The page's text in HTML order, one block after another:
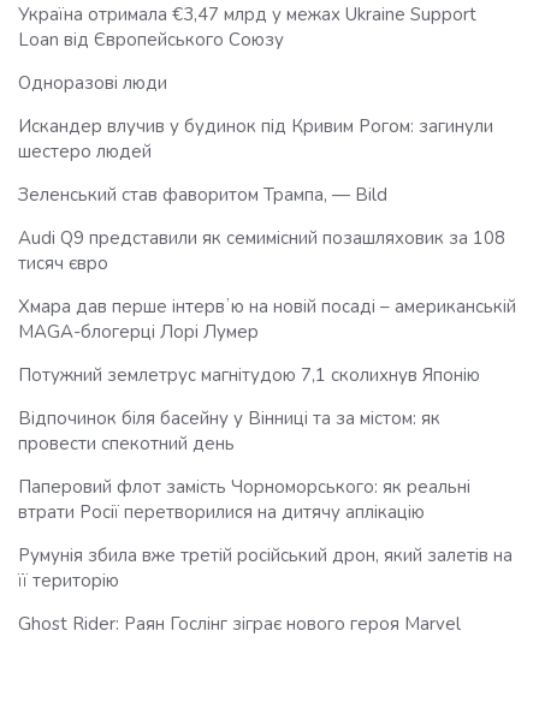
Україна отримала €3,47 млрд у межах Ukraine Support
Loan від Європейського Союзу
Одноразові люди
Искандер влучив у будинок під Кривим Рогом: загинули
шестеро людей
Зеленський став фаворитом Трампа, — Bild
Audi Q9 представили як семимісний позашляховик за 108
тисяч євро
Хмара дав перше інтервʼю на новій посаді – американській
MAGA-блогерці Лорі Лумер
Потужний землетрус магнітудою 7,1 сколихнув Японію
Відпочинок біля басейну у Вінниці та за містом: як
провести спекотний день
Паперовий флот замість Чорноморського: як реальні
втрати Росії перетворилися на дитячу аплікацію
Румунія збила вже третій російський дрон, який залетів на
її територію
Ghost Rider: Раян Гослінг зіграє нового героя Marvel